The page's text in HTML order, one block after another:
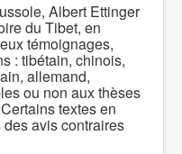
Albert Ettinger
du Tibet, en
témoignages,
: tibétain, chinois,
allemand,
ou non aux thèses
textes en
avis contraires